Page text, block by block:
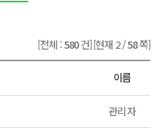
[전체 :580건][현재 2 /58쪽]
이름
관리자